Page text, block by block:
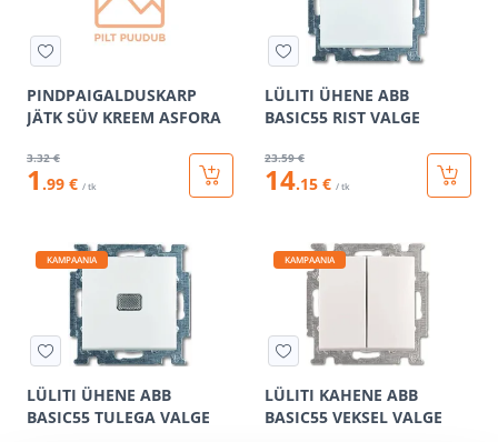
PINDPAIGALDUSKARP
JÄTK SÜV KREEM ASFORA
3.32 €
1 .99 € / tk
LÜLITI ÜHENE ABB
BASIC55 RIST VALGE
23.59 €
14.15 € / tk
KAMPAANIA
LÜLITI ÜHENE ABB
BASIC55 TULEGA VALGE
KAMPAANIA
LÜLITI KAHENE ABB
BASIC55 VEKSEL VALGE